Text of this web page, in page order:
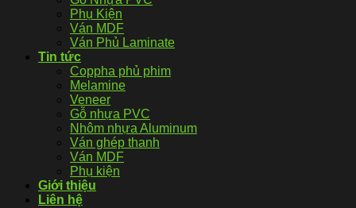
Phụ Kiện
Ván MDF
Ván Phủ Laminate
Tin tức
Coppha phủ phim
Melamine
Veneer
Gỗ nhựa PVC
Nhôm nhựa Aluminum
Ván ghép thanh
Ván MDF
Phụ kiện
Giới thiệu
Liên hệ